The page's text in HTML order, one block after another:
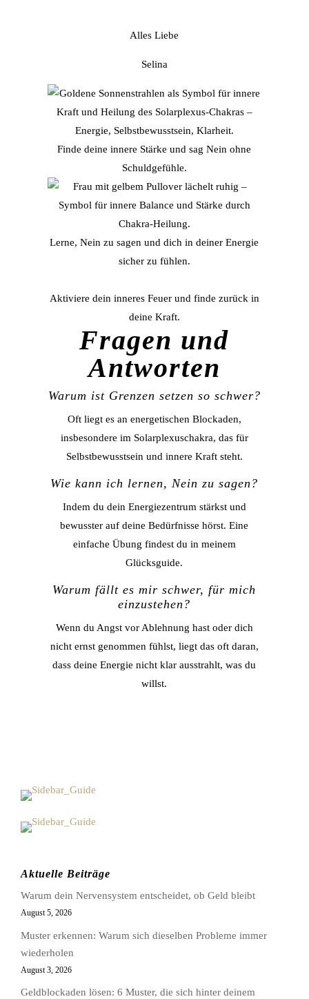
Alles Liebe
Selina
Finde deine innere Stärke und sag Nein ohne
Schuldgefühle.
Lerne, Nein zu sagen und dich in deiner Energie
sicher zu fühlen.
Aktiviere dein inneres Feuer und finde zurück in
deine Kraft.
Fragen und
Antworten
Warum ist Grenzen setzen so schwer?
Oft liegt es an energetischen Blockaden,
insbesondere im Solarplexuschakra, das für
Selbstbewusstsein und innere Kraft steht.
Wie kann ich lernen, Nein zu sagen?
Indem du dein Energiezentrum stärkst und
bewusster auf deine Bedürfnisse hörst. Eine
einfache Übung findest du in meinem
Glücksguide.
Warum fällt es mir schwer, für mich
einzustehen?
Wenn du Angst vor Ablehnung hast oder dich
nicht ernst genommen fühlst, liegt das oft daran,
dass deine Energie nicht klar ausstrahlt, was du
willst.
Aktuelle Beiträge
Warum dein Nervensystem entscheidet, ob Geld bleibt
August 5, 2026
Muster erkennen: Warum sich dieselben Probleme immer
wiederholen
August 3, 2026
Geldblockaden lösen: 6 Muster, die sich hinter deinem